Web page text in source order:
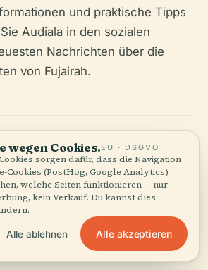
und praktische Tipps
Audiala in den sozialen
Nachrichten über die
von Fujairah.
ganze Geschichte in der App
wegen Cookies.EU · DSGVO
sorgen dafür, dass die Navigation
Cookies (PostHog, Google Analytics)
welche Seiten funktionieren — nur
kein Verkauf. Du kannst dies
Alle ablehnen Alle akzeptieren